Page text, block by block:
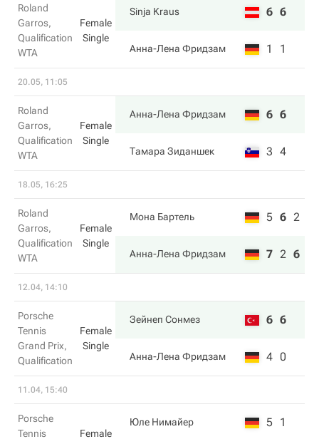
Roland
Garros,
Qualification
WTA
Female
Single
Sinja Kraus 6 6
Анна-Лена Фридзам 1 1
20.05, 11:05
Roland
Garros,
Qualification
WTA
Female
Single
Анна-Лена Фридзам 6 6
Тамара Зиданшек 3 4
18.05, 16:25
Roland
Garros,
Qualification
WTA
Female
Single
Мона Бартель 5 6 2
Анна-Лена Фридзам 7 2 6
12.04, 14:10
Porsche
Tennis
Grand Prix,
Qualification
Female
Single
Зейнеп Сонмез 6 6
Анна-Лена Фридзам 4 0
11.04, 15:40
Porsche
Tennis
Female
Юле Нимайер 5 1